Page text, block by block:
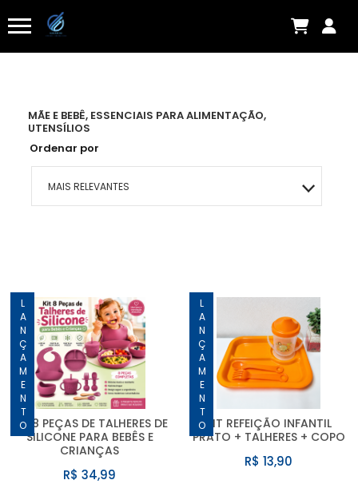
MÃE E BEBÊ, ESSENCIAIS PARA ALIMENTAÇÃO,
UTENSÍLIOS
Ordenar por
MAIS RELEVANTES
MAIOR PREÇO
A - Z
LANÇAMENTO
KIT 8 PEÇAS DE TALHERES DE
SILICONE PARA BEBÊS E
CRIANÇAS
R$ 34,99
LANÇAMENTO KIT REFEIÇÃO INFANTIL
PRATO + TALHERES + COPO
R$ 13,90